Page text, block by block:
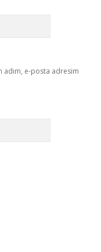
adım, e-posta adresim